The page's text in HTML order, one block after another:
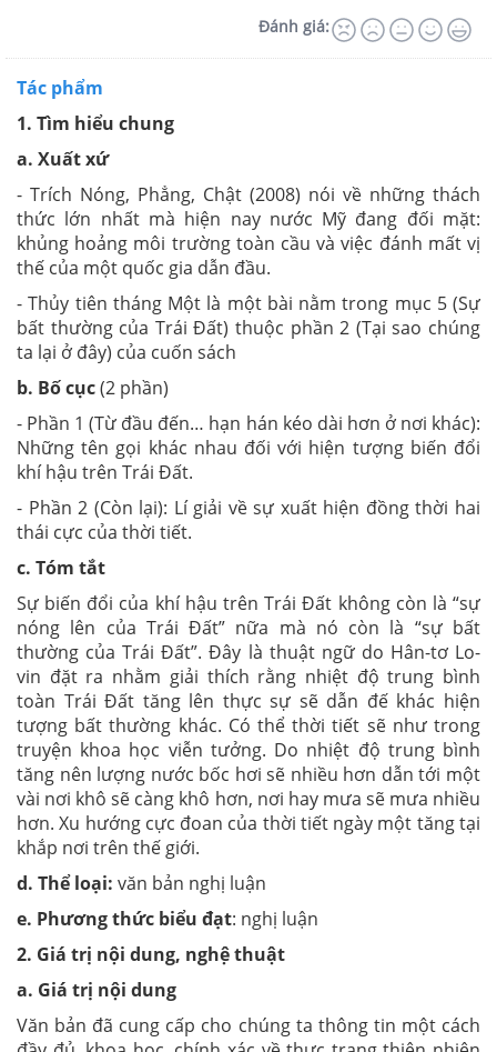
Đánh giá:
Tác phẩm
1. Tìm hiểu chung
a. Xuất xứ
- Trích Nóng, Phẳng, Chật (2008) nói về những thách
thức lớn nhất mà hiện nay nước Mỹ đang đối mặt:
khủng hoảng môi trường toàn cầu và việc đánh mất vị
thế của một quốc gia dẫn đầu.
- Thủy tiên tháng Một là một bài nằm trong mục 5 (Sự
bất thường của Trái Đất) thuộc phần 2 (Tại sao chúng
ta lại ở đây) của cuốn sách
b. Bố cục(2 phần)
- Phần 1 (Từ đầu đến… hạn hán kéo dài hơn ở nơi khác):
Những tên gọi khác nhau đối với hiện tượng biến đổi
khí hậu trên Trái Đất.
- Phần 2 (Còn lại): Lí giải về sự xuất hiện đồng thời hai
thái cực của thời tiết.
c. Tóm tắt
Sự biến đổi của khí hậu trên Trái Đất không còn là “sự
nóng lên của Trái Đất” nữa mà nó còn là “sự bất
thường của Trái Đất”. Đây là thuật ngữ do Hân-tơ Lo-
vin đặt ra nhằm giải thích rằng nhiệt độ trung bình
toàn Trái Đất tăng lên thực sự sẽ dẫn đế khác hiện
tượng bất thường khác. Có thể thời tiết sẽ như trong
truyện khoa học viễn tưởng. Do nhiệt độ trung bình
tăng nên lượng nước bốc hơi sẽ nhiều hơn dẫn tới một
vài nơi khô sẽ càng khô hơn, nơi hay mưa sẽ mưa nhiều
hơn. Xu hướng cực đoan của thời tiết ngày một tăng tại
khắp nơi trên thế giới.
d. Thể loại: văn bản nghị luận
e. Phương thức biểu đạt: nghị luận
2. Giá trị nội dung, nghệ thuật
a. Giá trị nội dung
Văn bản đã cung cấp cho chúng ta thông tin một cách